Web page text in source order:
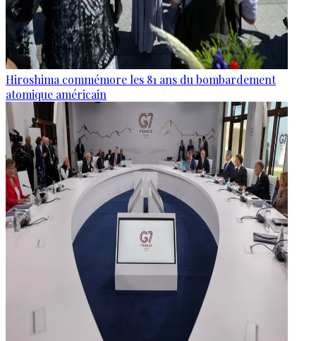
Hiroshima commémore les 81 ans du bombardement
atomique américain